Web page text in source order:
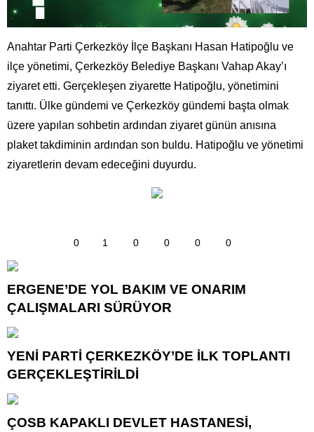
Anahtar Parti Çerkezköy İlçe Başkanı Hasan Hatipoğlu ve
ilçe yönetimi, Çerkezköy Belediye Başkanı Vahap Akay’ı
ziyaret etti. Gerçekleşen ziyarette Hatipoğlu, yönetimini
tanıttı. Ülke gündemi ve Çerkezköy gündemi başta olmak
üzere yapılan sohbetin ardından ziyaret günün anısına
plaket takdiminin ardından son buldu. Hatipoğlu ve yönetimi
ziyaretlerin devam edeceğini duyurdu.
0 1 0 0 0 0
ERGENE’DE YOL BAKIM VE ONARIM
ÇALIŞMALARI SÜRÜYOR
YENİ PARTİ ÇERKEZKÖY’DE İLK TOPLANTI
GERÇEKLEŞTİRİLDİ
ÇOSB KAPAKLI DEVLET HASTANESİ,